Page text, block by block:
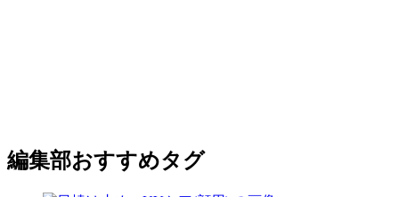
編集部おすすめタグ